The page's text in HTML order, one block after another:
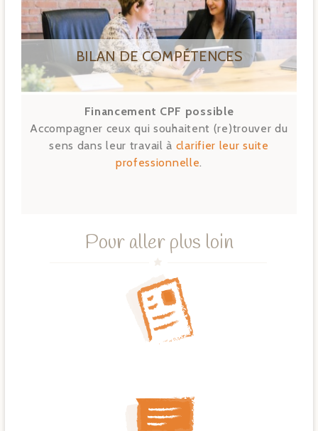
BILAN DE COMPÉTENCES
Financement CPF possible
Accompagner ceux qui souhaitent (re)trouver du
sens dans leur travail à clarifier leur suite
professionnelle.
Pour aller plus loin